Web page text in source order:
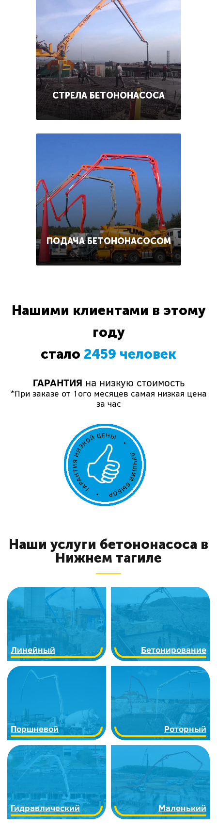
СТРЕЛА БЕТОНОНАСОСА
ПОДАЧА БЕТОНОНАСОСОМ
Нашими клиентами в этому
году
стало 2459 человек
ГАРАНТИЯ на низкую стоимость
*При заказе от 1ого месяцев самая низкая цена
за час
Наши услуги бетононасоса в
Нижнем тагиле
Линейный Бетонирование
Поршневой Роторный
Гидравлический Маленький